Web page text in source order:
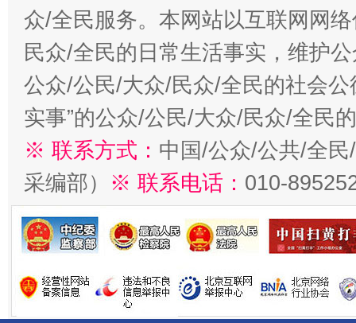
众/全民服务。本网站以互联网网
民众/全民的日常生活事实，维护
公众/公民/大众/民众/全民的社会公
实事”的公众/公民/大众/民众/全民
※ 联系方式： 中国/公众/公共/全
采编部） ※ 联系电话： 010-